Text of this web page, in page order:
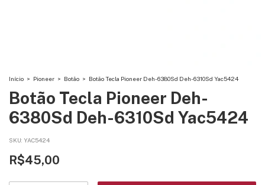
Início > Pioneer > Botão > Botão Tecla Pioneer Deh-6380Sd Deh-6310Sd Yac5424
Botão Tecla Pioneer Deh-
6380Sd Deh-6310Sd Yac5424
SKU: YAC5424
R$45,00